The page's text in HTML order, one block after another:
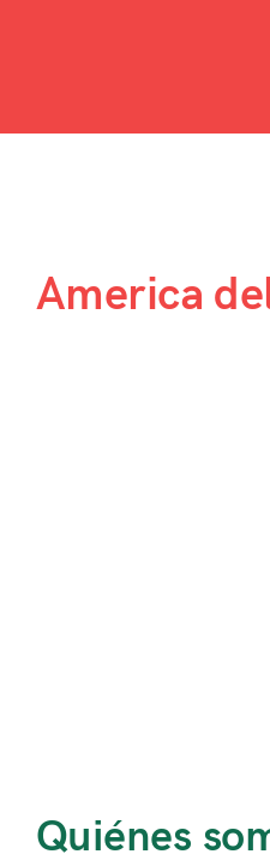
America
Quiénes